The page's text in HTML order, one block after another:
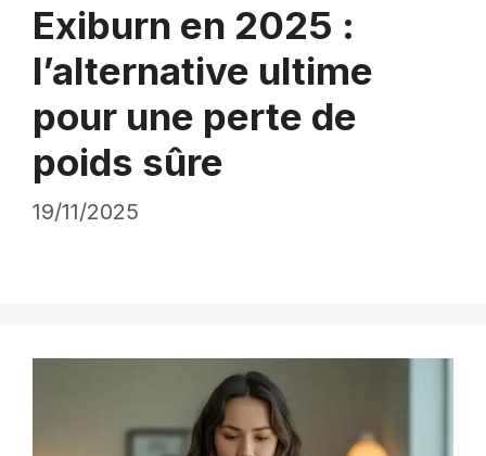
Exiburn en 2025 :
l’alternative ultime
pour une perte de
poids sûre
19/11/2025